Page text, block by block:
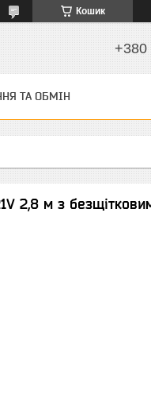
Кошик
+380
ТА ОБМІН
2,8 м з